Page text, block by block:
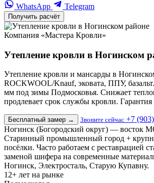
WhatsApp
Telegram
Получить расчёт
Компания «Мастера Кровли»
Утепление кровли в Ногинском
Утепление кровли и мансарды в
ROCKWOOL/Knauf, эковата, ППУ,
мм под зимы Подмосковья. Снижает
продлевает срок службы кровли. Гарантия
Бесплатный замер → Звоните сейчас +7
Ногинск (Богородский округ) — восток
Старинный промышленный город +
посёлки. Часто работаем с реставрацией
заменой шифера на современные
Ногинск, Электросталь, Старую Купавну.
12+ лет на рынке